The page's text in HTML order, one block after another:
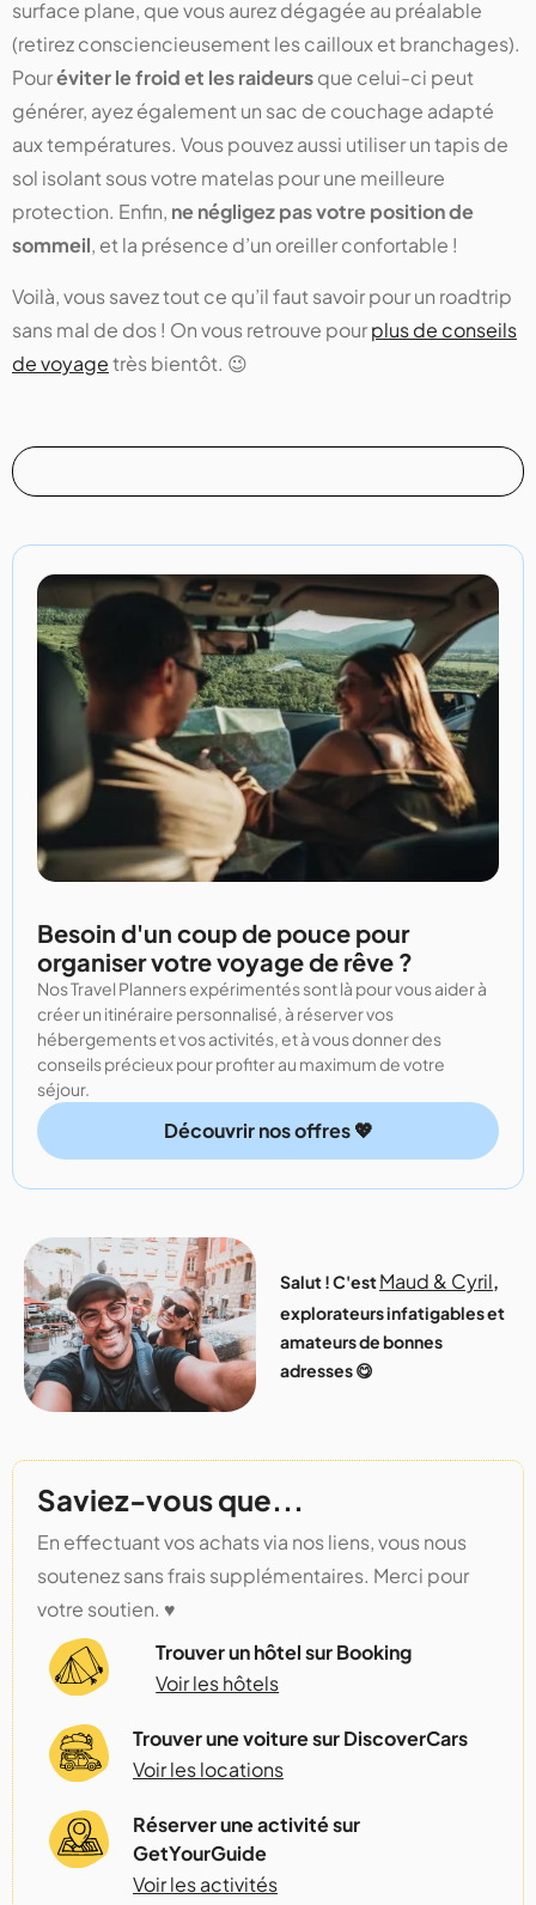
surface plane, que vous aurez dégagée au préalable
(retirez consciencieusement les cailloux et branchages).
Pouréviter le froid et les raideursque celui-ci peut
générer, ayez également un sac de couchage adapté
aux températures. Vous pouvez aussi utiliser un tapis de
sol isolant sous votre matelas pour une meilleure
protection. Enfin, ne négligez pas votre position de
sommeil, et la présence d’un oreiller confortable !
Voilà, vous savez tout ce qu’il faut savoir pour un roadtrip
sans mal de dos ! On vous retrouve pourplus de conseils
de voyagetrès bientôt. 😉
Besoin d'un coup de pouce pour
organiser votre voyage de rêve ?
Nos Travel Planners expérimentés sont là pour vous aider à
créer un itinéraire personnalisé, à réserver vos
hébergements et vos activités, et à vous donner des
conseils précieux pour profiter au maximum de votre
séjour.
Découvrir nos offres 💖
Salut ! C'estMaud & Cyril,
explorateurs infatigables et
amateurs de bonnes
adresses 😋
Saviez-vous que...
En effectuant vos achats via nos liens, vous nous
soutenez sans frais supplémentaires. Merci pour
votre soutien. ♥️
Trouver un hôtel sur Booking
Voir les hôtels
Trouver une voiture sur DiscoverCars
Voir les locations
Réserver une activité sur
GetYourGuide
Voir les activités